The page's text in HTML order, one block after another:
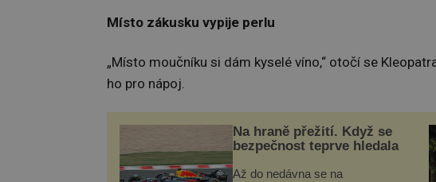
Místo zákusku vypije perlu
„Místo moučníku si dám kyselé víno,“ otočí se
ho pro nápoj.
Na hraně přežití. Když se
bezpečnost teprve hledala
Až do nedávna se na